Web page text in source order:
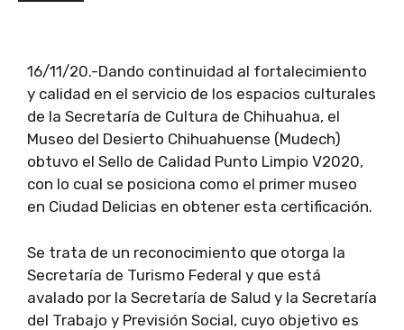
16/11/20.-Dando continuidad al fortalecimiento
y calidad en el servicio de los espacios culturales
de la Secretaría de Cultura de Chihuahua, el
Museo del Desierto Chihuahuense (Mudech)
obtuvo el Sello de Calidad Punto Limpio V2020,
con lo cual se posiciona como el primer museo
en Ciudad Delicias en obtener esta certificación.
Se trata de un reconocimiento que otorga la
Secretaría de Turismo Federal y que está
avalado por la Secretaría de Salud y la Secretaría
del Trabajo y Previsión Social, cuyo objetivo es